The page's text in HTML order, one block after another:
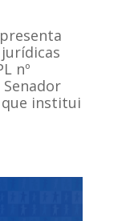
nº
que institui